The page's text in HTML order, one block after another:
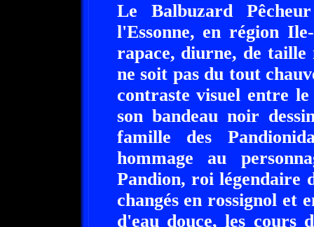
Le Balbuzard
l'Essonne, en région
rapace, diurne, de taille
ne soit pas du tout
contraste visuel entre
son bandeau noir
famille des
hommage au
Pandion, roi légendaire
changés en rossignol et
d'eau douce, les cours